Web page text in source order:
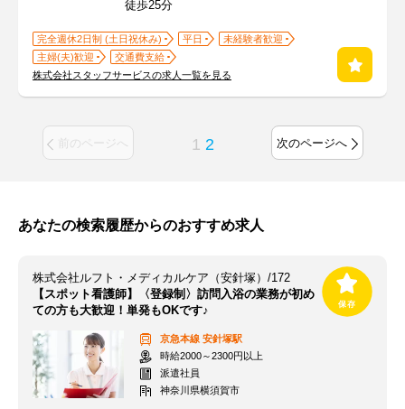
徒歩25分
完全週休2日制 (土日祝休み) 平日
未経験者歓迎
主婦(夫)歓迎
交通費支給
株式会社スタッフサービスの求人一覧を見る
前のページへ 1 2 次のページへ
あなたの検索履歴からのおすすめ求人
株式会社ルフト・メディカルケア（安針塚）/172
【スポット看護師】〈登録制〉訪問入浴の業務が初め
ての方も大歓迎！単発もOKです♪
京急本線 安針塚駅
時給2000～2300円以上
派遣社員
神奈川県横須賀市